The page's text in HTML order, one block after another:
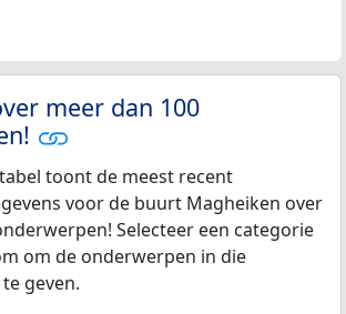
meer dan 100
toont de meest recent
voor de buurt Magheiken over
Selecteer een categorie
om de onderwerpen in die
geven.